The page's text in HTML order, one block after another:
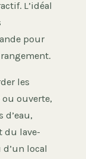
L’idéal
pour
les
ou ouverte,
du lave-
local